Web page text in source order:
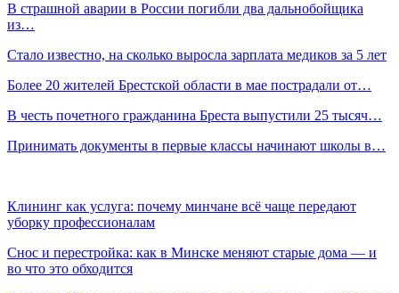
В страшной аварии в России погибли два дальнобойщика
из…
Стало известно, на сколько выросла зарплата медиков за 5 лет
Более 20 жителей Брестской области в мае пострадали от…
В честь почетного гражданина Бреста выпустили 25 тысяч…
Принимать документы в первые классы начинают школы в…
Клининг как услуга: почему минчане всё чаще передают
уборку профессионалам
Снос и перестройка: как в Минске меняют старые дома — и
во что это обходится